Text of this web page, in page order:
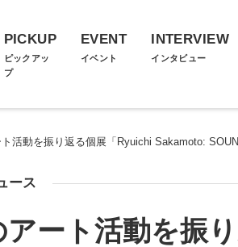
PICKUP
ピックアッ
プ
EVENT
イベント
INTERVIEW
インタビュー
活動を振り返る個展「Ryuichi Sakamoto:
ース
ート活動を振